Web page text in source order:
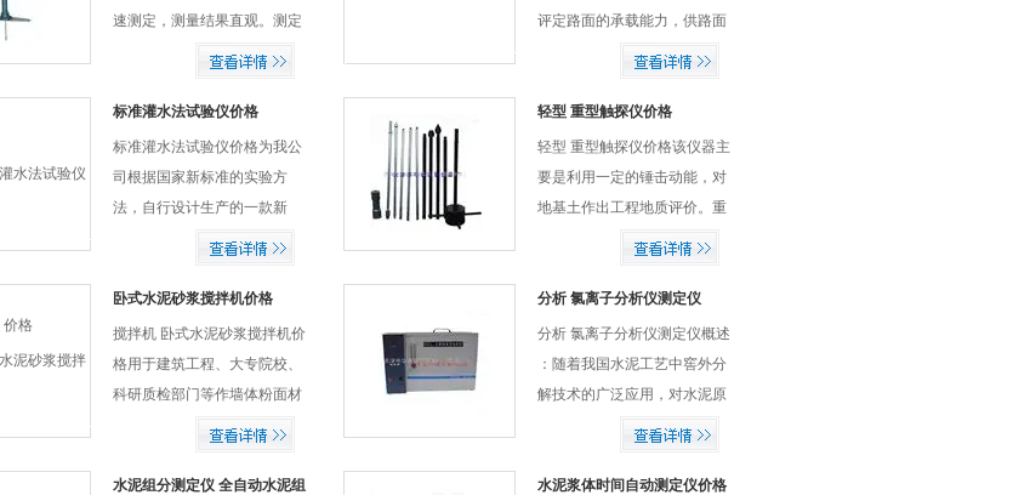
速测定，测量结果直观。测定
土壤楔入阻力，以了解不同深
评定路面的承载能力，供路面
设计使用，也适用于路基路面
验。
标准灌水法试验仪价格
标准灌水法试验仪价格为我公
司根据国家新标准的实验方
法，自行设计生产的一款新
型、轻便、好用，又不浪费实
为施工企业现场检测土基密实
度试验仪器。
轻型 重型触探仪价格
轻型 重型触探仪价格该仪器主
要是利用一定的锤击动能，对
地基土作出工程地质评价。重
型动力触探仪主要用于检测地
探头、触探杆及穿心锤3部分
组成。触探杆一般采用直径
42mm钻杆，穿心...
卧式水泥砂浆搅拌机价格
搅拌机 卧式水泥砂浆搅拌机价
格用于建筑工程、大专院校、
科研质检部门等作墙体粉面材
料及砖砌墙用砂浆强度试验的
厂家面料及其它粉末状材料安
分析 氯离子分析仪测定仪
分析 氯离子分析仪测定仪概述
：随着我国水泥工艺中窖外分
解技术的广泛应用，对水泥原
料中氯含量的控制显的尤为重
料中的氯含量偏高将影响水泥
水泥组分测定仪 全自动水泥组
水泥浆体时间自动测定仪价格